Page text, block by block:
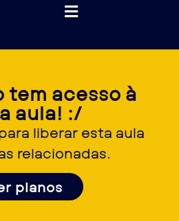
tem acesso à
aula! :/
liberar esta aula
relacionadas.
planos